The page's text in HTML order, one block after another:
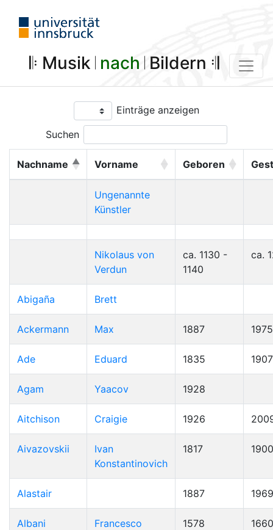
𝄆 Musik 𝄀 nach 𝄀 Bildern 𝄇
Einträge anzeigen
Suchen
Nachname Vorname Geboren
Ungenannte
Künstler
Nikolaus von
Verdun
ca. 1130 -
1140
ca.
Abigaña Brett
Ackermann Max 1887 1975
Ade Eduard 1835 1907
Agam Yaacov 1928
Aitchison Craigie 1926
Aivazovskii
Ivan
Konstantinovich
1817 1900
Alastair 1887 1969
Albani Francesco 1578 1660